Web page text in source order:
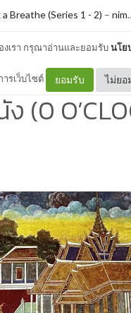
งเรา กรุณาอ่านและยอมรับนโย
ารเว็บไซต์ ยอมรับ ไม่ยอ
a Breathe (Series 1 - 2) – nimon
เกียรติ์กับจิ
(0